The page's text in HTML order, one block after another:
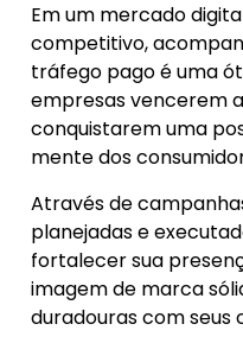
Em um mercado
competitivo,
tráfego pago é uma
empresas vencerem
conquistarem uma
mente dos
Através de
planejadas e
fortalecer sua
imagem de marca
duradouras com seus